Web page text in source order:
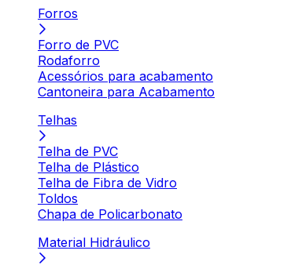
Forros
Forro de PVC
Rodaforro
Acessórios para acabamento
Cantoneira para Acabamento
Telhas
Telha de PVC
Telha de Plástico
Telha de Fibra de Vidro
Toldos
Chapa de Policarbonato
Material Hidráulico